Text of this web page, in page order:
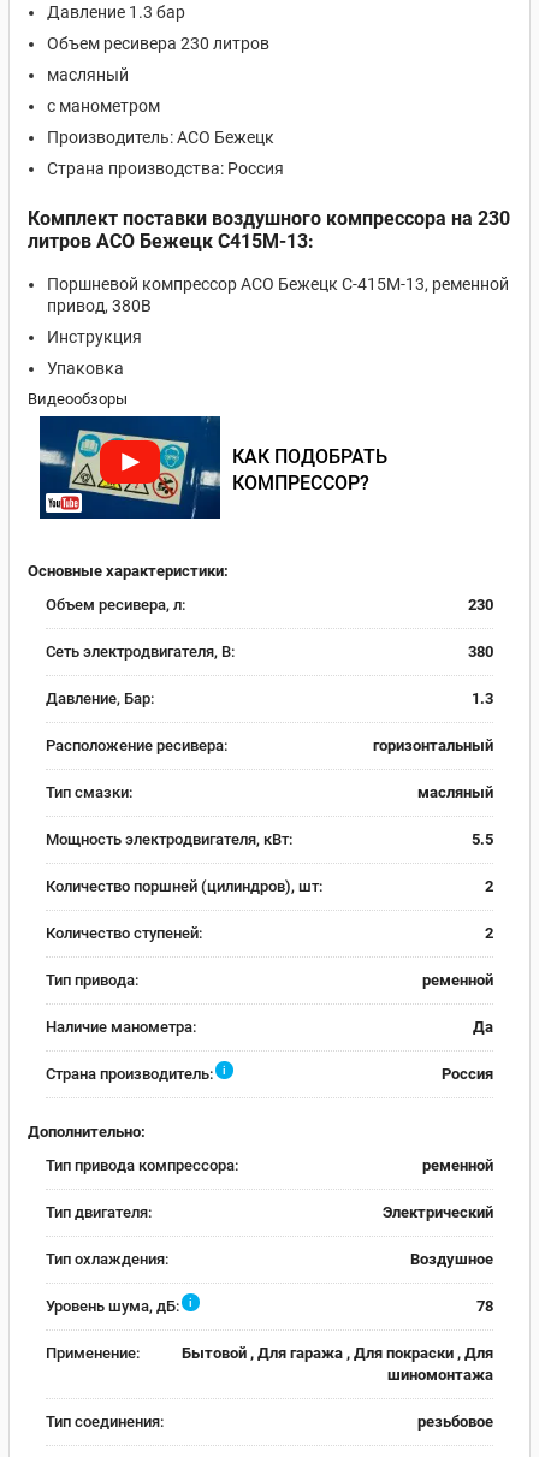
Давление 1.3 бар
Объем ресивера 230 литров
масляный
с манометром
Производитель: АСО Бежецк
Страна производства: Россия
Комплект поставки воздушного компрессора на 230
литров АСО Бежецк С415М-13:
Поршневой компрессор АСО Бежецк С-415М-13, ременной
привод, 380В
Инструкция
Упаковка
Видеообзоры
КАК ПОДОБРАТЬ
КОМПРЕССОР?
Основные характеристики:
Объем ресивера, л:
230
Сеть электродвигателя, В: 380
Давление, Бар: 1.3
Расположение ресивера: горизонтальный
Тип смазки: масляный
Мощность электродвигателя, кВт: 5.5
Количество поршней (цилиндров), шт: 2
Количество ступеней: 2
Тип привода: ременной
Наличие манометра: Да
Страна производитель: i Россия
Дополнительно:
Тип привода компрессора:
ременной
Тип двигателя: Электрический
Тип охлаждения: Воздушное
Уровень шума, дБ: i 78
Применение:
Бытовой , Для гаража , Для покраски , Для
шиномонтажа
Тип соединения: резьбовое